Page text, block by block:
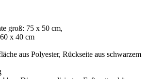
groß: 75 x 50 cm,
x 40 cm
aus Polyester, Rückseite aus schwarzem